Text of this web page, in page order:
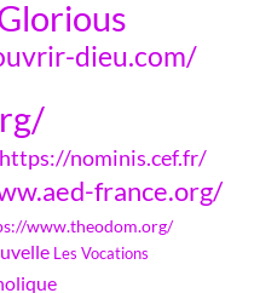
dieu.com/
https://nominis.cef.fr/
france.org/
www.theodom.org/
Les Vocations